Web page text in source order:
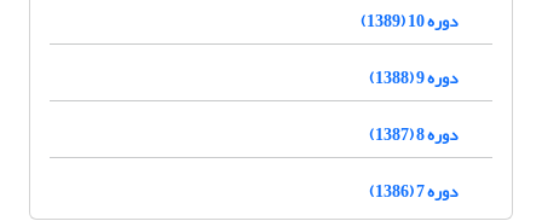
دوره 10 (1389)
دوره 9 (1388)
دوره 8 (1387)
دوره 7 (1386)